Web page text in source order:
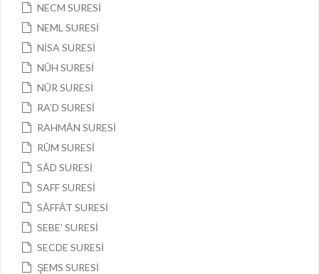
NECM SURESİ
NEML SURESİ
NİSA SURESİ
NÛH SURESİ
NÛR SURESİ
RA’D SURESİ
RAHMÂN SURESİ
RÛM SURESİ
SÂD SURESİ
SAFF SURESİ
SÂFFÂT SURESİ
SEBE’ SURESİ
SECDE SURESİ
ŞEMS SURESİ